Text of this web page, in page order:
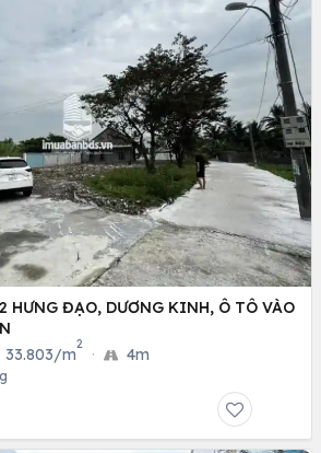
HƯNG ĐẠO, DƯƠNG KINH, Ô TÔ VÀO
33.803/m
2
· 4m